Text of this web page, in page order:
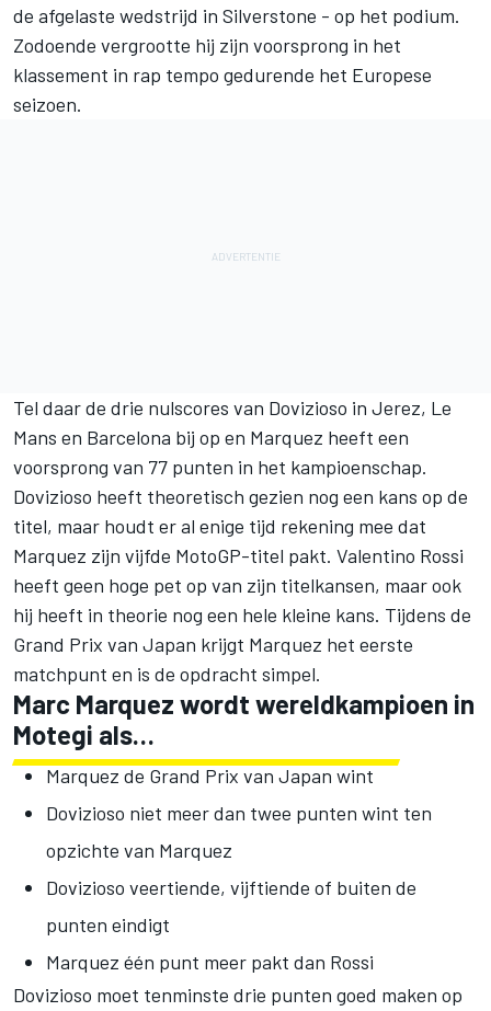
de afgelaste wedstrijd in Silverstone - op het podium.
Zodoende vergrootte hij zijn voorsprong in het
klassement in rap tempo gedurende het Europese
seizoen.
Tel daar de drie nulscores van Dovizioso in Jerez, Le
Mans en Barcelona bij op en Marquez heeft een
voorsprong van 77 punten in het kampioenschap.
Dovizioso heeft theoretisch gezien nog een kans op de
titel, maar houdt er al enige tijd rekening mee dat
Marquez zijn vijfde MotoGP-titel pakt. Valentino Rossi
heeft geen hoge pet op van zijn titelkansen, maar ook
hij heeft in theorie nog een hele kleine kans. Tijdens de
Grand Prix van Japan krijgt Marquez het eerste
matchpunt en is de opdracht simpel.
Marc Marquez wordt wereldkampioen in
Motegi als…
Marquez de Grand Prix van Japan wint
Dovizioso niet meer dan twee punten wint ten
opzichte van Marquez
Dovizioso veertiende, vijftiende of buiten de
punten eindigt
Marquez één punt meer pakt dan Rossi
Dovizioso moet tenminste drie punten goed maken op